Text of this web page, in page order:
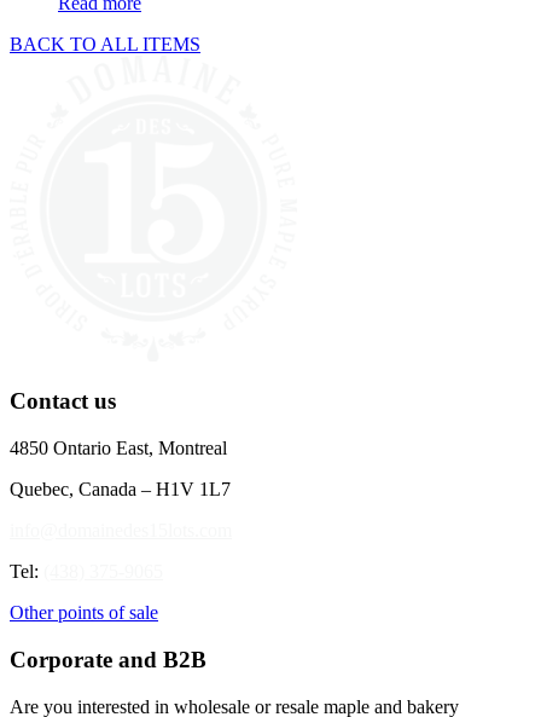
BACK TO ALL ITEMS
Contact us
4850 Ontario East, Montreal
Quebec, Canada – H1V 1L7
Tel:
Other points of sale
Corporate and B2B
Are you interested in wholesale or resale maple and bakery